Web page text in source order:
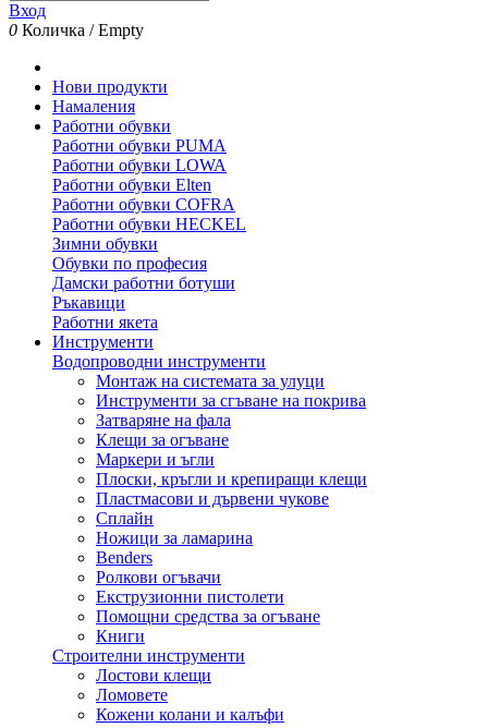
Вход
0 Количка /Empty
Нови продукти
Намаления
Работни обувки
Работни обувки PUMA
Работни обувки LOWA
Работни обувки Elten
Работни обувки COFRA
Работни обувки HECKEL
Зимни обувки
Обувки по професия
Дамски работни ботуши
Ръкавици
Работни якета
Инструменти
Водопроводни инструменти
Монтаж на системата за улуци
Инструменти за сгъване на покрива
Затваряне на фала
Клещи за огъване
Маркери и ъгли
Плоски, кръгли и крепиращи клещи
Пластмасови и дървени чукове
Сплайн
Ножици за ламарина
Benders
Ролкови огъвачи
Екструзионни пистолети
Помощни средства за огъване
Книги
Строителни инструменти
Лостови клещи
Ломовете
Кожени колани и калъфи